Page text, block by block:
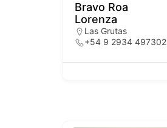
Bravo Roa
Lorenza
Las Grutas
+54 9 2934 497302